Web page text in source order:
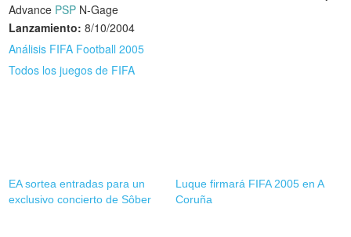
Advance PSP N-Gage
Lanzamiento: 8/10/2004
Análisis FIFA Football 2005
Todos los juegos de FIFA
EA sortea entradas para un
exclusivo concierto de Sôber
Luque firmará FIFA 2005 en A
Coruña